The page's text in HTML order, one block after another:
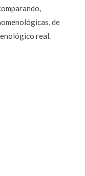
de
real.